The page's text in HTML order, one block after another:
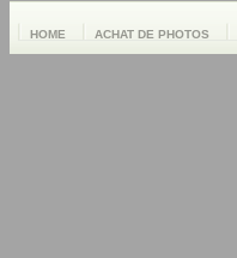
HOME ACHAT DE PHOTOS